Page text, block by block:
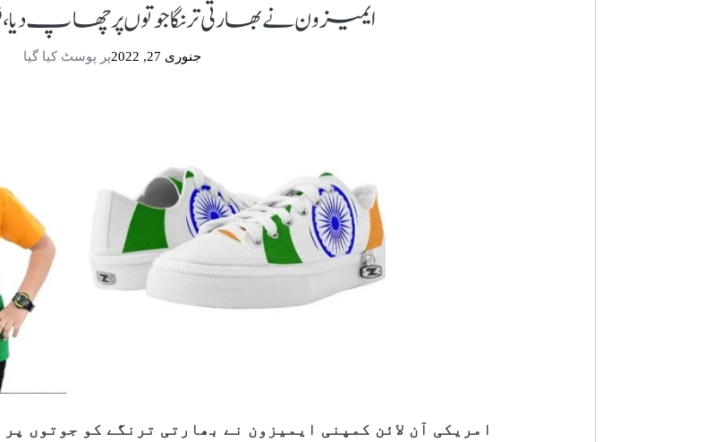
ایمیزون نے بھارتی ترنگا جوتوں پر چھاپ
جنوری 27, 2022 پر پوسٹ کیا گیا
امریکی آن لائن کمپنی ایمیزون نے بھارتی ترنگے کو جوتوں